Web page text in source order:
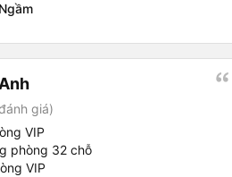
giá)
VIP
phòng 32 chỗ
VIP